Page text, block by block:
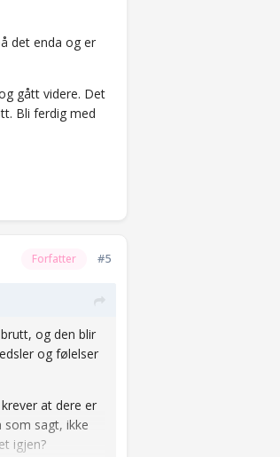
det enda og er
gått videre. Det
Bli ferdig med
Forfatter #5
og den blir
og følelser
at dere er
sagt, ikke
igjen?